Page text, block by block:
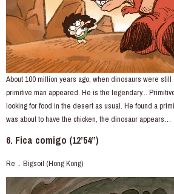
About 100 million years ago, when dinosaurs were
primitive man appeared. He is the legendary...
looking for food in the desert as usual. He found a
was about to have the chicken, the dinosaur appears…
6. Fica comigo (12’54”)
Re．Bigsoil (Hong Kong)